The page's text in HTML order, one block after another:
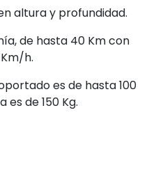
altura y profundidad.
de hasta 40 Km con
h.
es de hasta 100
es de 150 Kg.